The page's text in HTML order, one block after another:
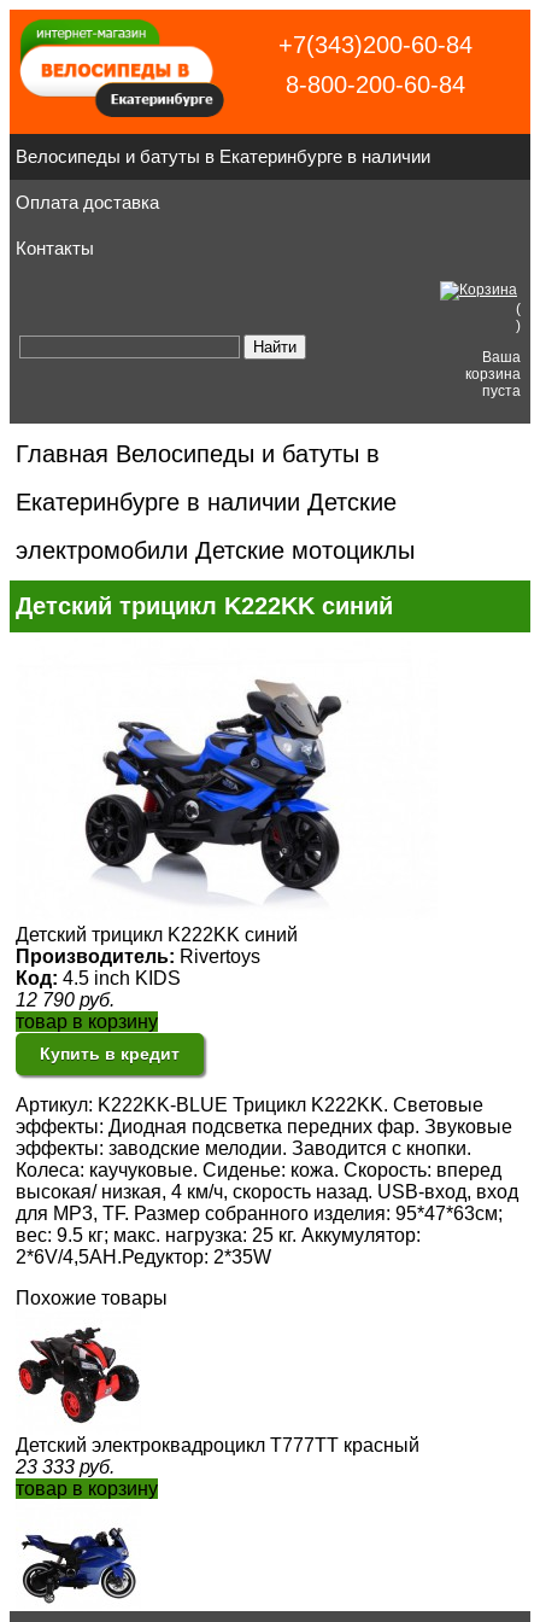
+7(343)200-60-84
8-800-200-60-84
Велосипеды и батуты в Екатеринбурге в наличии
Оплата доставка
Контакты
(
)
Ваша
корзина
пуста
Главная Велосипеды и батуты в
Екатеринбурге в наличии Детские
электромобили Детские мотоциклы
Детский трицикл K222KK синий
Детский трицикл K222KK синий
Производитель: Rivertoys
Код: 4.5 inch KIDS
12 790 руб.
товар в корзину
Купить в кредит
Артикул: K222KK-BLUE Трицикл K222KK. Световые
эффекты: Диодная подсветка передних фар. Звуковые
эффекты: заводские мелодии. Заводится с кнопки.
Колеса: каучуковые. Сиденье: кожа. Скорость: вперед
высокая/ низкая, 4 км/ч, скорость назад. USB-вход, вход
для MP3, TF. Размер собранного изделия: 95*47*63см;
вес: 9.5 кг; макс. нагрузка: 25 кг. Аккумулятор:
2*6V/4,5AH.Редуктор: 2*35W
Похожие товары
Детский электроквадроцикл T777TT красный
23 333 руб.
товар в корзину